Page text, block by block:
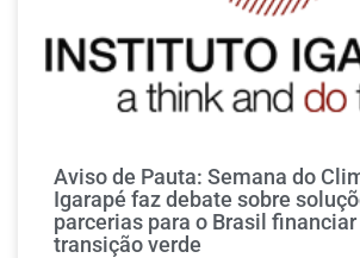
Aviso de Pauta: Semana do
Igarapé faz debate sobre
parcerias para o Brasil financiar
transição verde